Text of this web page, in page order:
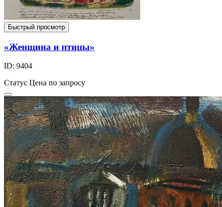
Быстрый просмотр
«Женщина и птицы»
ID: 9404
Статус Цена по запросу